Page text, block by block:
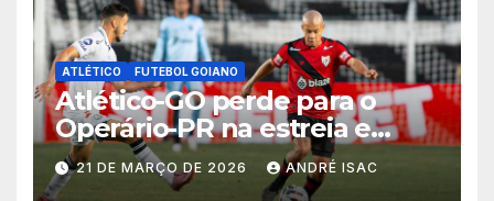
ATLÉTICO FUTEBOL GOIANO
Atlético-GO perde para o
Operário-PR na estreia e
começa sob pressão a Série B
2026
21 DE MARÇO DE 2026 ANDRÉ ISAC